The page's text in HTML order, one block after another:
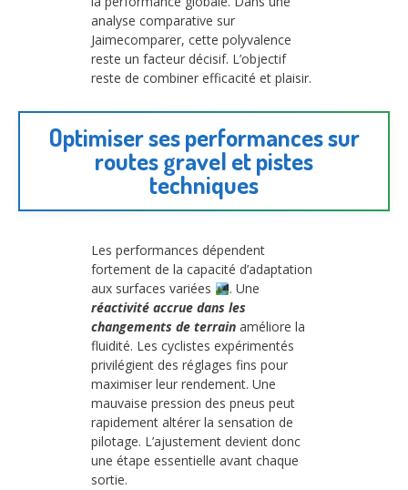
analyse comparative sur
Jaimecomparer, cette polyvalence
reste un facteur décisif. L’objectif
reste de combiner efficacité et plaisir.
Optimiser ses performances sur
routes gravel et pistes
techniques
Les performances dépendent
fortement de la capacité d’adaptation
aux surfaces variées
. Une
réactivité accrue dans les
changements de terrain améliore la
fluidité. Les cyclistes expérimentés
privilégient des réglages fins pour
maximiser leur rendement. Une
mauvaise pression des pneus peut
rapidement altérer la sensation de
pilotage. L’ajustement devient donc
une étape essentielle avant chaque
sortie.